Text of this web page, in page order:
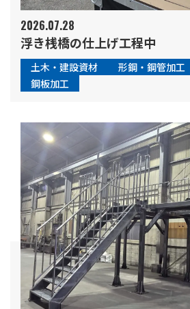
2026.07.28
浮き桟橋の仕上げ工程中
土木・建設資材 形鋼・鋼管加工
鋼板加工